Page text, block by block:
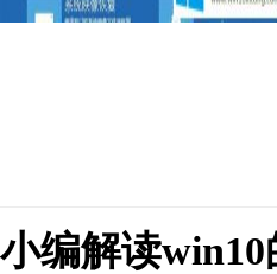
小编解读